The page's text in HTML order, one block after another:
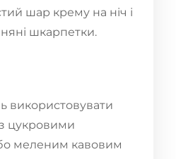
шар крему на ніч і
шкарпетки.
використовувати
цукровими
меленим кавовим